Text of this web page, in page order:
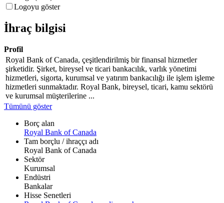
Logoyu göster
İhraç bilgisi
Profil
Royal Bank of Canada, çeşitlendirilmiş bir finansal hizmetler
şirketidir. Şirket, bireysel ve ticari bankacılık, varlık yönetimi
hizmetleri, sigorta, kurumsal ve yatırım bankacılığı ile işlem işleme
hizmetleri sunmaktadır. Royal Bank, bireysel, ticari, kamu sektörü
ve kurumsal müşterilerine ...
Tümünü göster
Borç alan
Royal Bank of Canada
Tam borçlu / ihraççı adı
Royal Bank of Canada
Sektör
Kurumsal
Endüstri
Bankalar
Hisse Senetleri